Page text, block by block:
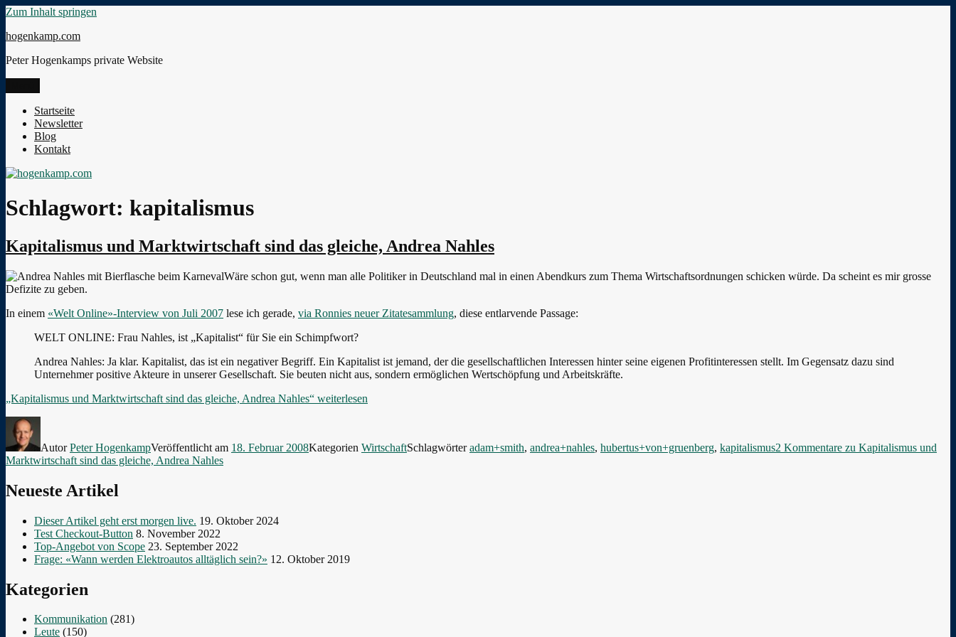
Zum Inhalt springen
hogenkamp.com
Peter Hogenkamps private Website
Startseite
Newsletter
Blog
Kontakt
Schlagwort: kapitalismus
Kapitalismus und Marktwirtschaft sind das gleiche, Andrea Nahles
Wäre schon gut, wenn man alle Politiker in Deutschland mal in einen Abendkurs zum Thema Wirtschaftsordnungen schicken würde. Da scheint es mir grosse
Defizite zu geben.
In einem «Welt Online»-Interview von Juli 2007 lese ich gerade, via Ronnies neuer Zitatesammlung, diese entlarvende Passage:
WELT ONLINE: Frau Nahles, ist „Kapitalist“ für Sie ein Schimpfwort?
Andrea Nahles: Ja klar. Kapitalist, das ist ein negativer Begriff. Ein Kapitalist ist jemand, der die gesellschaftlichen Interessen hinter seine eigenen Profitinteressen stellt. Im Gegensatz dazu sind
Unternehmer positive Akteure in unserer Gesellschaft. Sie beuten nicht aus, sondern ermöglichen Wertschöpfung und Arbeitskräfte.
„Kapitalismus und Marktwirtschaft sind das gleiche, Andrea Nahles“ weiterlesen
AutorPeter HogenkampVeröffentlicht am 18. Februar 2008Kategorien WirtschaftSchlagwörteradam+smith, andrea+nahles, hubertus+von+gruenberg, kapitalismus2 Kommentare zu Kapitalismus und
Marktwirtschaft sind das gleiche, Andrea Nahles
Neueste Artikel
Dieser Artikel geht erst morgen live. 19. Oktober 2024
Test Checkout-Button 8. November 2022
Top-Angebot von Scope 23. September 2022
Frage: «Wann werden Elektroautos alltäglich sein?» 12. Oktober 2019
Kategorien
Kommunikation (281)
Leute (150)